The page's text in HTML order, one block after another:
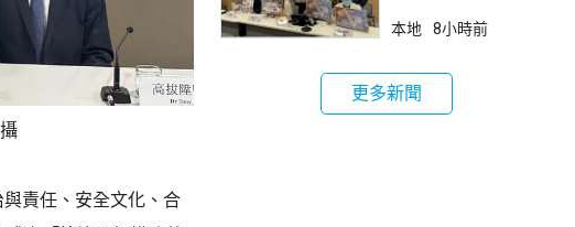
責任、安全文化、合
立法會議員倡加
本地 8小時前
更多新聞